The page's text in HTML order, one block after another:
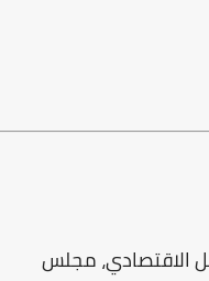
الاقتصادي، مجلس